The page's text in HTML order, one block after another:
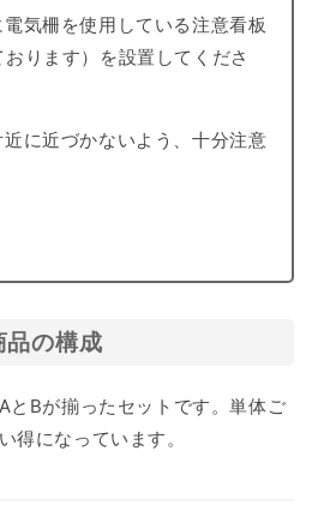
気柵を使用している注意看板
おります）を設置してくださ
に近づかないよう、十分注意
品の構成
とBが揃ったセットです。単体ご
得になっています。